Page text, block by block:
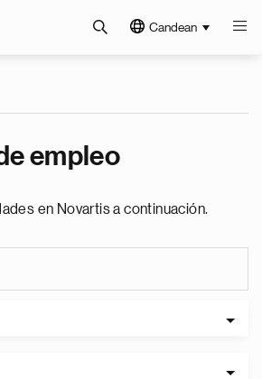
Candean
empleo
en Novartis a continuación.